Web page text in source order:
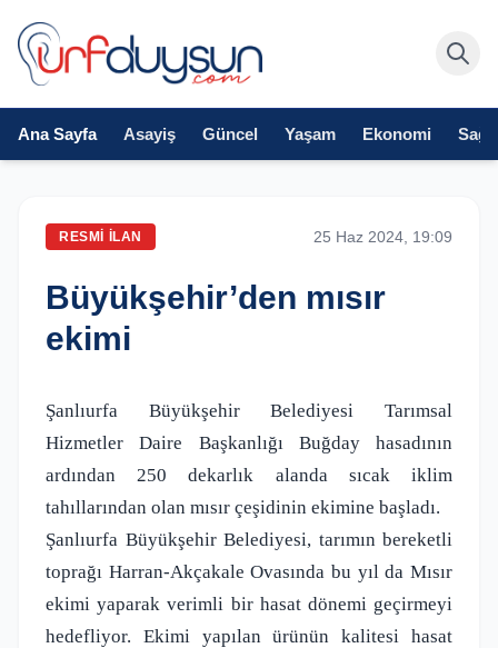
Ana Sayfa Asayiş Güncel Yaşam Ekonomi
RESMI İLAN 25 Haz 2024, 19:09
Büyükşehir’den mısır
ekimi
Şanlıurfa Büyükşehir Belediyesi Tarımsal
Hizmetler Daire Başkanlığı Buğday hasadının
ardından 250 dekarlık alanda sıcak iklim
tahıllarından olan mısır çeşidinin ekimine başladı.
Şanlıurfa Büyükşehir Belediyesi, tarımın bereketli
toprağı Harran-Akçakale Ovasında bu yıl da Mısır
ekimi yaparak verimli bir hasat dönemi geçirmeyi
hedefliyor. Ekimi yapılan ürünün kalitesi hasat